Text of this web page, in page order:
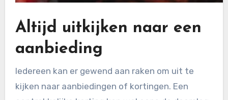
Altijd uitkijken naar een
aanbieding
Iedereen kan er gewend aan raken om uit te
kijken naar aanbiedingen of kortingen. Een